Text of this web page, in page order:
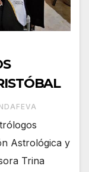
Astrológica y
Trina